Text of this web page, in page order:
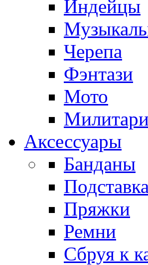
Индейцы
Черепа
Фэнтази
Мото
Милитари
Аксессуары
Банданы
Пряжки
Ремни
Сбруя к